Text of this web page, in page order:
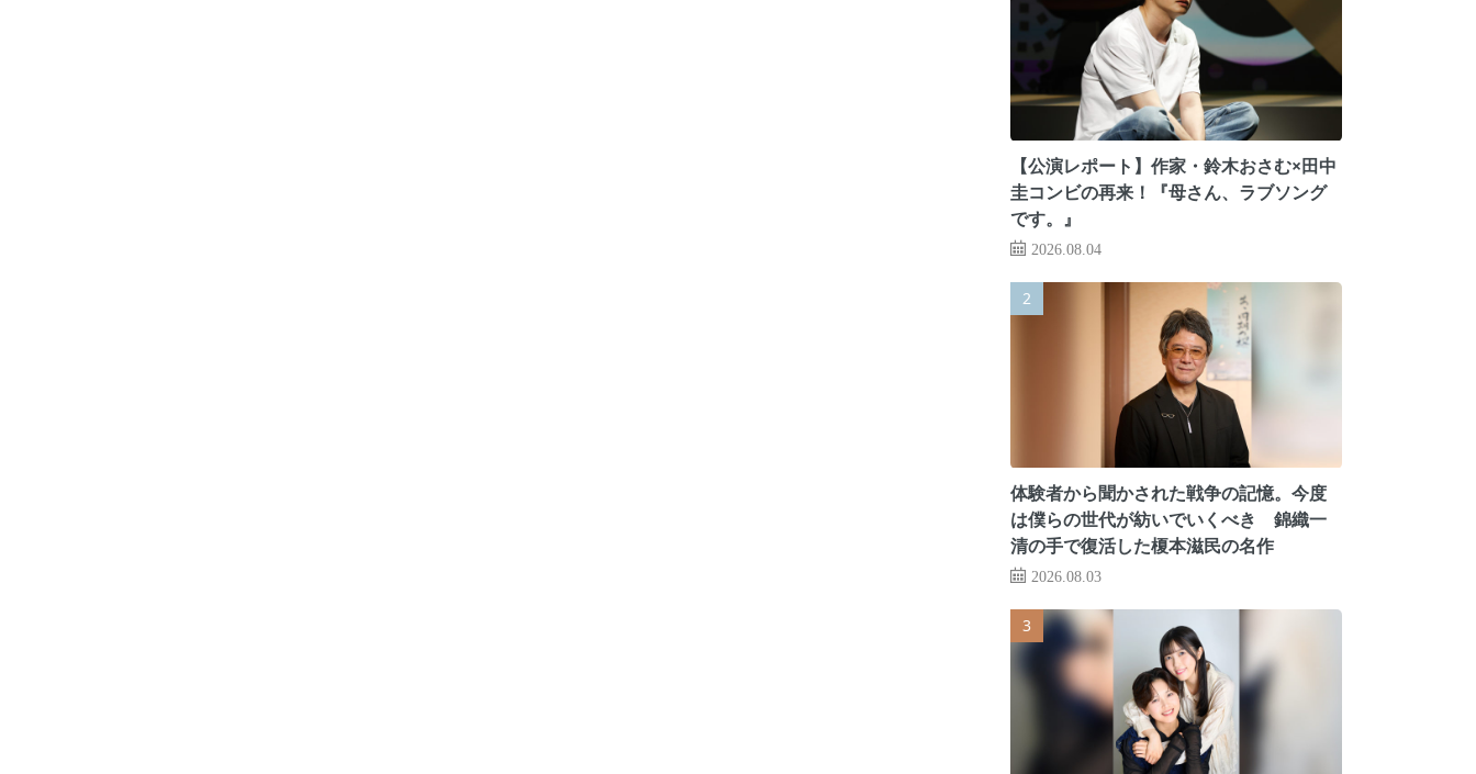
【公演レポート】作家・鈴木おさむ×田中
圭コンビの再来！『母さん、ラブソング
です。』
2026.08.04
体験者から聞かされた戦争の記憶。今度
は僕らの世代が紡いでいくべき 錦織一
清の手で復活した榎本滋民の名作
2026.08.03